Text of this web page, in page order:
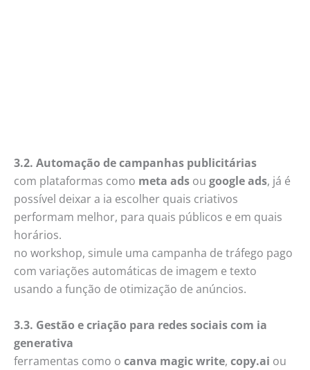
3.2. Automação de campanhas publicitárias
com plataformas como meta ads ou google ads, já é
possível deixar a ia escolher quais criativos
performam melhor, para quais públicos e em quais
horários.
no workshop, simule uma campanha de tráfego pago
com variações automáticas de imagem e texto
usando a função de otimização de anúncios.
3.3. Gestão e criação para redes sociais com ia
generativa
ferramentas como o canva magic write, copy.ai ou